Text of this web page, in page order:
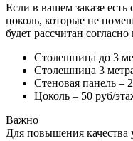
Если в вашем заказе
цоколь, которые не
будет рассчитан
Столешница до 3
Столешница 3
Стеновая панель –
Цоколь – 50 руб/
Важно
Для повышения качества